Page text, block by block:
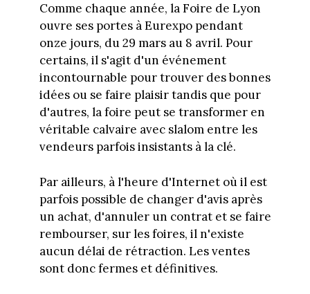
Comme chaque année, la Foire de Lyon
ouvre ses portes à Eurexpo pendant
onze jours, du 29 mars au 8 avril. Pour
certains, il s'agit d'un événement
incontournable pour trouver des bonnes
idées ou se faire plaisir tandis que pour
d'autres, la foire peut se transformer en
véritable calvaire avec slalom entre les
vendeurs parfois insistants à la clé.
Par ailleurs, à l'heure d'Internet où il est
parfois possible de changer d'avis après
un achat, d'annuler un contrat et se faire
rembourser, sur les foires, il n'existe
aucun délai de rétraction. Les ventes
sont donc fermes et définitives.